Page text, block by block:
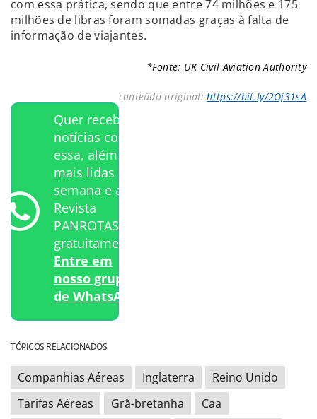
com essa prática, sendo que entre 74 milhões e 175
milhões de libras foram somadas graças à falta de
informação de viajantes.
*Fonte: UK Civil Aviation Authority
conteúdo original:https://bit.ly/2Oj31sA
Quer receber
notícias como
essa, além das
mais lidas da
semana e a
Revista
PANROTAS
gratuitamente?
Entre em
nosso grupo
de WhatsApp.
TÓPICOS RELACIONADOS
Companhias Aéreas Inglaterra
Reino Unido
Tarifas Aéreas
Grã-bretanha Caa